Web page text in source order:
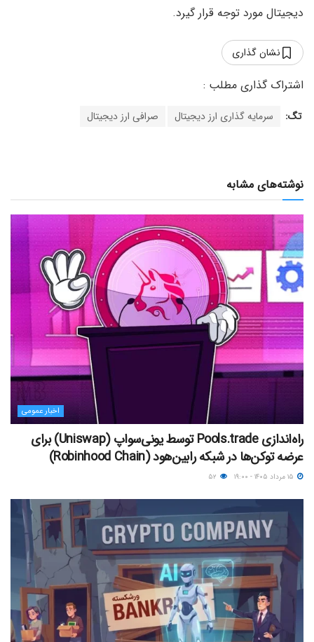
دیجیتال مورد توجه قرار گیرد.
نشان گذاری
تگ: سرمایه گذاری ارز دیجیتال صرافی ارز دیجیتال
نوشته‌های مشابه
اخبار عمومی
راه‌اندازی Pools.trade توسط یونی‌سواپ (Uniswap) برای
عرضه توکن‌ها در شبکه رابین‌هود (Robinhood Chain)